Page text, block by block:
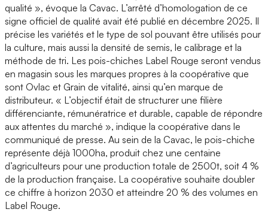
qualité », évoque la Cavac. L’arrêté d’homologation de ce
signe officiel de qualité avait été publié en décembre 2025. Il
précise les variétés et le type de sol pouvant être utilisés pour
la culture, mais aussi la densité de semis, le calibrage et la
méthode de tri. Les pois-chiches Label Rouge seront vendus
en magasin sous les marques propres à la coopérative que
sont Ovlac et Grain de vitalité, ainsi qu’en marque de
distributeur. « L’objectif était de structurer une filière
différenciante, rémunératrice et durable, capable de répondre
aux attentes du marché », indique la coopérative dans le
communiqué de presse. Au sein de la Cavac, le pois-chiche
représente déjà 1000ha, produit chez une centaine
d’agriculteurs pour une production totale de 2500t, soit 4 %
de la production française. La coopérative souhaite doubler
ce chiffre à horizon 2030 et atteindre 20 % des volumes en
Label Rouge.